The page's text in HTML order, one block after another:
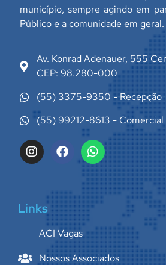
município, sempre agindo em
Público e a comunidade em geral.
Av. Konrad Adenauer, 555
CEP: 98.280-000
(55) 3375-9350 - Recepção
(55) 99212-8613 - Comercial
Links
ACI Vagas
Nossos Associados